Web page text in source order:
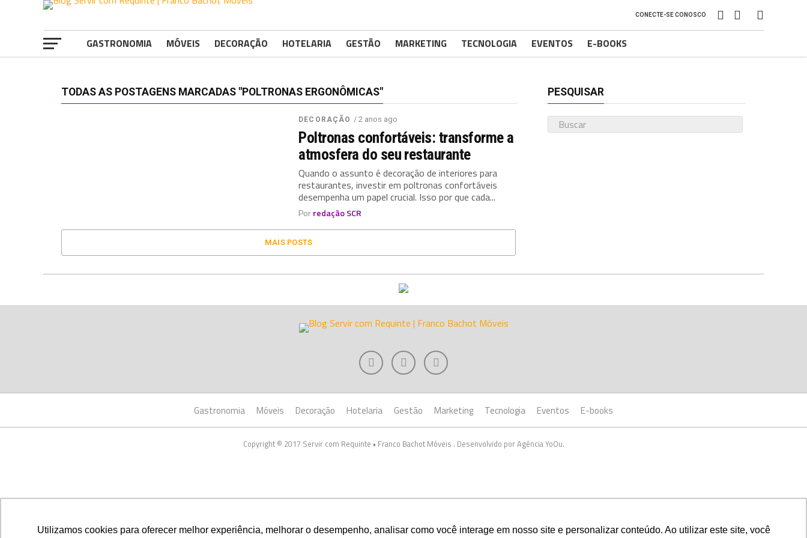
Utilizamos cookies para oferecer melhor experiência, melhorar o desempenho, analisar como você interage em nosso site e personalizar conteúdo. Ao utilizar este site, você
CONECTE-SE CONOSCO
GASTRONOMIA MÓVEIS DECORAÇÃO HOTELARIA GESTÃO MARKETING TECNOLOGIA EVENTOS E-BOOKS
TODAS AS POSTAGENS MARCADAS "POLTRONAS ERGONÔMICAS"
DECORAÇÃO / 2 anos ago
Poltronas confortáveis: transforme a
atmosfera do seu restaurante
Quando o assunto é decoração de interiores para
restaurantes, investir em poltronas confortáveis
desempenha um papel crucial. Isso por que cada...
Porredação SCR
MAIS POSTS
PESQUISAR
Gastronomia Móveis Decoração Hotelaria Gestão Marketing Tecnologia Eventos E-books
Copyright © 2017 Servir com Requinte • Franco Bachot Móveis . Desenvolvido por Agência YoOu.